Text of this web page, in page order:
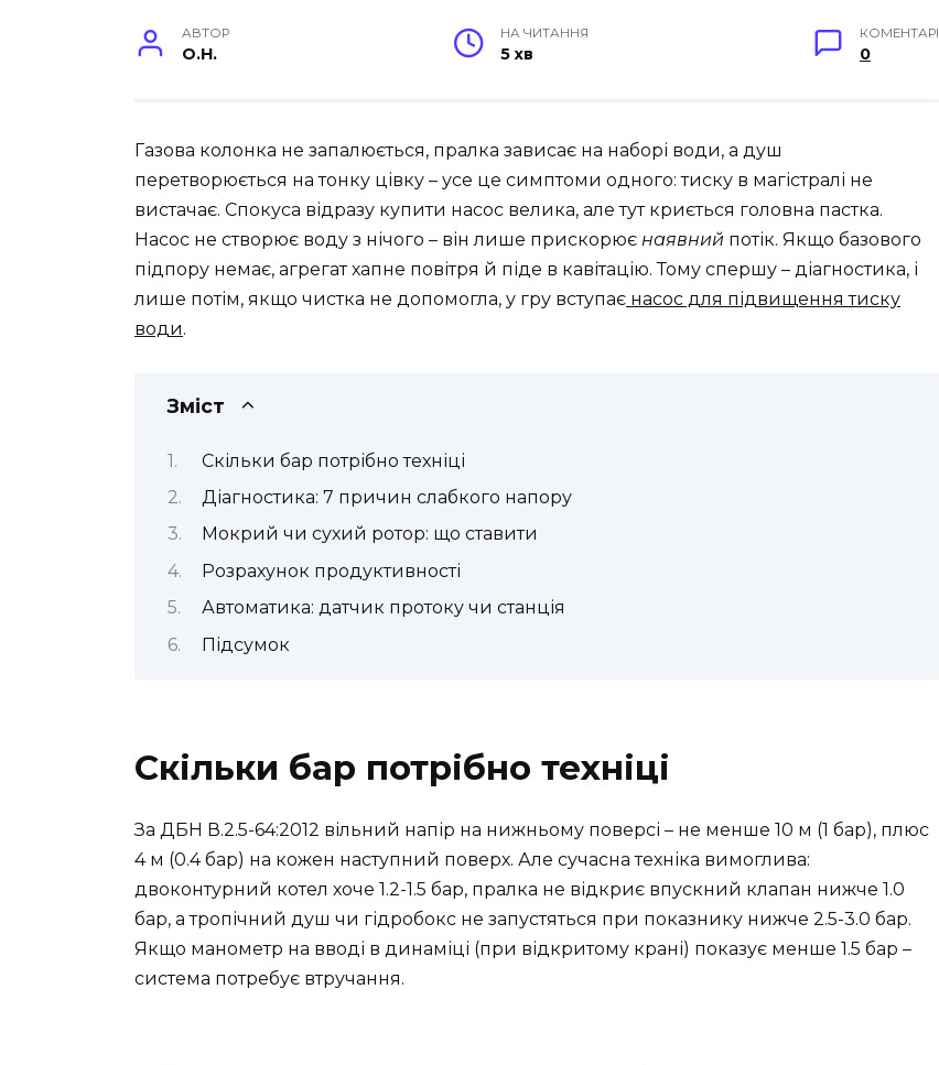
АВТОР
O.H.
НА ЧИТАННЯ
5 хв
КОМЕНТАРІ
0
Газова колонка не запалюється, пралка зависає на наборі води, а душ
перетворюється на тонку цівку – усе це симптоми одного: тиску в магістралі не
вистачає. Спокуса відразу купити насос велика, але тут криється головна пастка.
Насос не створює воду з нічого – він лише прискорює наявний потік. Якщо базового
підпору немає, агрегат хапне повітря й піде в кавітацію. Тому спершу – діагностика, і
лише потім, якщо чистка не допомогла, у гру вступає насос для підвищення тиску
води.
Зміст
Скільки бар потрібно техніці
Діагностика: 7 причин слабкого напору
Мокрий чи сухий ротор: що ставити
Розрахунок продуктивності
Автоматика: датчик протоку чи станція
Підсумок
Скільки бар потрібно техніці
За ДБН В.2.5-64:2012 вільний напір на нижньому поверсі – не менше 10 м (1 бар), плюс
4 м (0.4 бар) на кожен наступний поверх. Але сучасна техніка вимоглива:
двоконтурний котел хоче 1.2-1.5 бар, пралка не відкриє впускний клапан нижче 1.0
бар, а тропічний душ чи гідробокс не запустяться при показнику нижче 2.5-3.0 бар.
Якщо манометр на вводі в динаміці (при відкритому крані) показує менше 1.5 бар –
система потребує втручання.